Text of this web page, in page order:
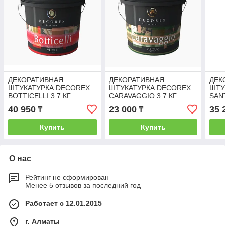
ДЕКОРАТИВНАЯ
ШТУКАТУРКА DECOREX
BOTTICELLI 3.7 КГ
40 950 ₸
Купить
ДЕКОРАТИВНАЯ
ШТУКАТУРКА DECOREX
CARAVAGGIO 3.7 КГ
23 000₸
Купить
35
О нас
Рейтинг не сформирован
Менее 5 отзывов за последний год
Работает с 12.01.2015
г. Алматы